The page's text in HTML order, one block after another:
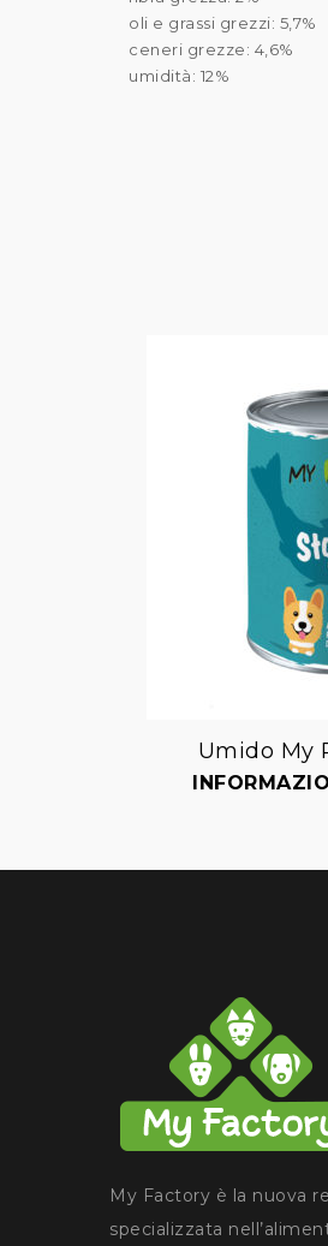
oli e grassi grezzi: 5,7%
ceneri grezze: 4,6%
umidità: 12%
Umido My
My Factory è la nuova
specializzata